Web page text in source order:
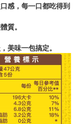
感，每㇐口都吃得到
質。
美味一包搞定。